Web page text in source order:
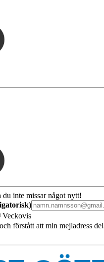
du inte missar något nytt!
Veckovis
förstått att min mejladress